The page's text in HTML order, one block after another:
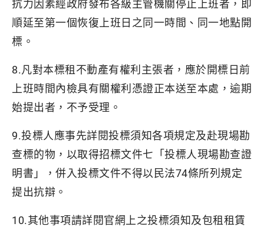
抗力因素經政府發布各級主管機關停止上班者，即
順延至第一個恢復上班日之同一時間、同一地點開
標。
8.凡對本標租不動產有權利主張者，應於開標日前
上班時間內檢具有關權利憑證正本送至本處，逾期
始提出者，不予受理。
9.投標人應事先詳閱投標須知各項規定及赴現場勘
查標的物，以取得招標文件七「投標人現場勘查證
明書」，併入投標文件不得以民法74條所列規定
提出抗辯。
10.其他事項請詳閱官網上之投標須知及包租租賃